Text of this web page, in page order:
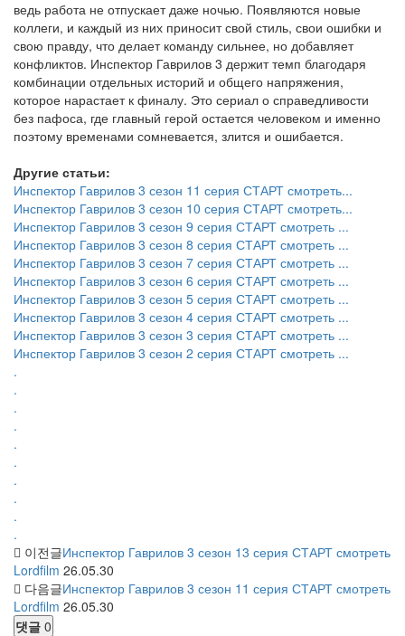
ведь работа не отпускает даже ночью. Появляются новые
коллеги, и каждый из них приносит свой стиль, свои ошибки и
свою правду, что делает команду сильнее, но добавляет
конфликтов. Инспектор Гаврилов 3 держит темп благодаря
комбинации отдельных историй и общего напряжения,
которое нарастает к финалу. Это сериал о справедливости
без пафоса, где главный герой остается человеком и именно
поэтому временами сомневается, злится и ошибается.
Другие статьи:
Инспектор Гаврилов 3 сезон 11 серия СТАРТ смотреть...
Инспектор Гаврилов 3 сезон 10 серия СТАРТ смотреть...
Инспектор Гаврилов 3 сезон 9 серия СТАРТ смотреть ...
Инспектор Гаврилов 3 сезон 8 серия СТАРТ смотреть ...
Инспектор Гаврилов 3 сезон 7 серия СТАРТ смотреть ...
Инспектор Гаврилов 3 сезон 6 серия СТАРТ смотреть ...
Инспектор Гаврилов 3 сезон 5 серия СТАРТ смотреть ...
Инспектор Гаврилов 3 сезон 4 серия СТАРТ смотреть ...
Инспектор Гаврилов 3 сезон 3 серия СТАРТ смотреть ...
Инспектор Гаврилов 3 сезон 2 серия СТАРТ смотреть ...
.
.
.
.
.
.
.
.
.
.
이전글Инспектор Гаврилов 3 сезон 13 серия СТАРТ смотреть
Lordfilm 26.05.30
다음글Инспектор Гаврилов 3 сезон 11 серия СТАРТ смотреть
Lordfilm 26.05.30
댓글 0